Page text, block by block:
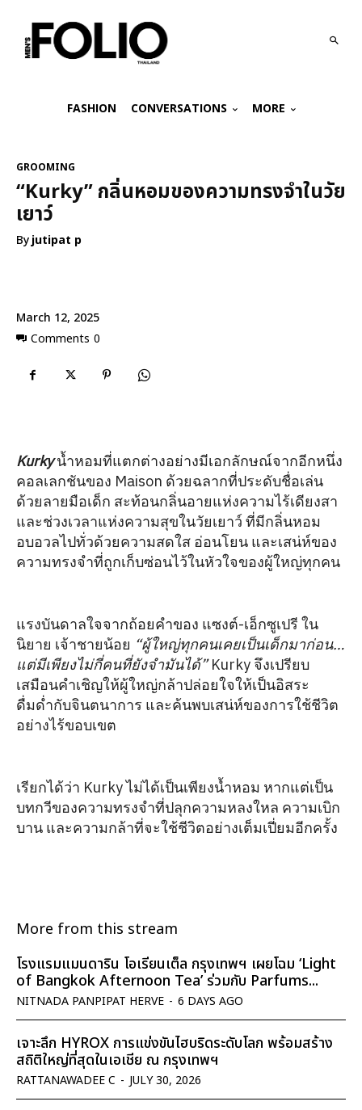
FASHION CONVERSATIONS MORE
March 12, 2025
Comments 0
GROOMING
“Kurky” กลิ่นหอมของความทรงจำในวัย
เยาว์
Byjutipat p
Kurkyน้ำหอมที่แตกต่างอย่างมีเอกลักษณ์จากอีกหนึ่ง
คอลเลกชันของ Maison ด้วยฉลากที่ประดับชื่อเล่น
ด้วยลายมือเด็ก สะท้อนกลิ่นอายแห่งความไร้เดียงสา
และช่วงเวลาแห่งความสุขในวัยเยาว์ ที่มีกลิ่นหอม
อบอวลไปทั่วด้วยความสดใส อ่อนโยน และเสน่ห์ของ
ความทรงจำที่ถูกเก็บซ่อนไว้ในหัวใจของผู้ใหญ่ทุกคน
แรงบันดาลใจจากถ้อยคำของ แซงต์-เอ็กซูเปรี ใน
นิยาย เจ้าชายน้อย “ผู้ใหญ่ทุกคนเคยเป็นเด็กมาก่อน…
แต่มีเพียงไม่กี่คนที่ยังจำมันได้”Kurky จึงเปรียบ
เสมือนคำเชิญให้ผู้ใหญ่กล้าปล่อยใจให้เป็นอิสระ
ดื่มด่ำกับจินตนาการ และค้นพบเสน่ห์ของการใช้ชีวิต
อย่างไร้ขอบเขต
เรียกได้ว่า Kurky ไม่ได้เป็นเพียงน้ำหอม หากแต่เป็น
บทกวีของความทรงจำที่ปลุกความหลงใหล ความเบิก
บาน และความกล้าที่จะใช้ชีวิตอย่างเต็มเปี่ยมอีกครั้ง
More from this stream
โรงแรมแมนดาริน โอเรียนเต็ล กรุงเทพฯ เผยโฉม ‘Light
of Bangkok Afternoon Tea’ ร่วมกับ Parfums...
NITNADA PANPIPAT HERVE - 6 DAYS AGO
เจาะลึก HYROX การแข่งขันไฮบริดระดับโลก พร้อมสร้าง
สถิติใหญ่ที่สุดในเอเชีย ณ กรุงเทพฯ
RATTANAWADEE C - JULY 30, 2026